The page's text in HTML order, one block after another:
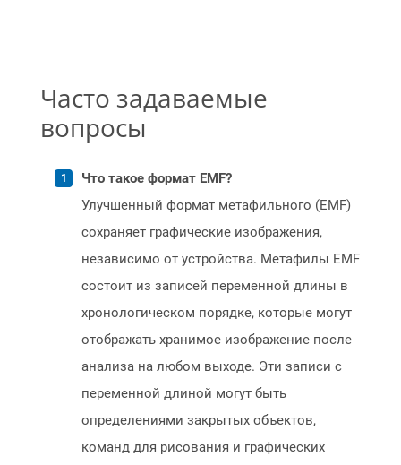
Часто задаваемые
вопросы
Что такое формат EMF?
Улучшенный формат метафильного (EMF)
сохраняет графические изображения,
независимо от устройства. Метафилы EMF
состоит из записей переменной длины в
хронологическом порядке, которые могут
отображать хранимое изображение после
анализа на любом выходе. Эти записи с
переменной длиной могут быть
определениями закрытых объектов,
команд для рисования и графических